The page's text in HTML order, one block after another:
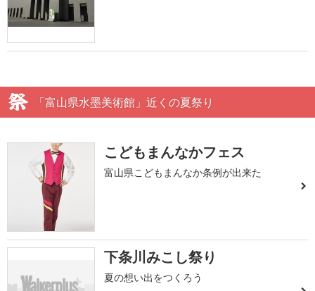
「富山県水墨美術館」近くの夏祭り
こどもまんなかフェス
富山県こどもまんなか条例が出来た
下条川みこし祭り
夏の想い出をつくろう